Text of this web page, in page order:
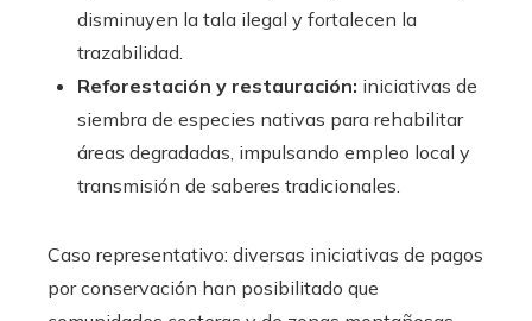
disminuyen la tala ilegal y fortalecen la
trazabilidad.
Reforestación y restauración: iniciativas de
siembra de especies nativas para rehabilitar
áreas degradadas, impulsando empleo local y
transmisión de saberes tradicionales.
Caso representativo: diversas iniciativas de pagos
por conservación han posibilitado que